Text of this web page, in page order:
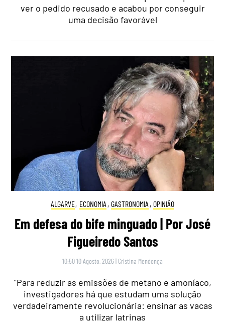
ver o pedido recusado e acabou por conseguir
uma decisão favorável
ALGARVE, ECONOMIA , GASTRONOMIA , OPINIÃO
Em defesa do bife minguado | Por José
Figueiredo Santos
10:50 10 Agosto, 2026 | Cristina Mendonça
"Para reduzir as emissões de metano e amoníaco,
investigadores há que estudam uma solução
verdadeiramente revolucionária: ensinar as vacas
a utilizar latrinas